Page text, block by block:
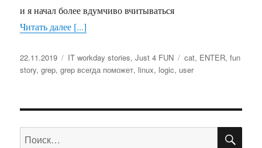
и я начал более вдумчиво вчитываться
Читать далее [...]
Опубликовано
22.11.2019 Рубрики
IT workday stories,Just 4 FUN Метки
cat, ENTER,fun
story,grep,grep всегда поможет, linux, logic, user
Искать: